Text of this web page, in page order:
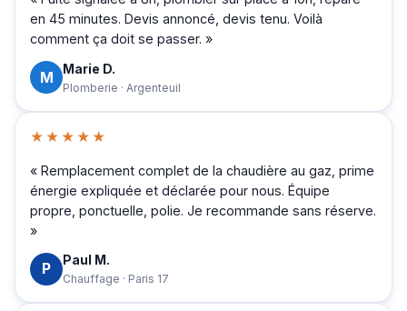
en 45 minutes. Devis annoncé, devis tenu. Voilà
comment ça doit se passer. »
M Marie D.
Plomberie · Argenteuil
★★★★★
« Remplacement complet de la chaudière au gaz, prime
énergie expliquée et déclarée pour nous. Équipe
propre, ponctuelle, polie. Je recommande sans réserve.
»
P Paul M.
Chauffage · Paris 17